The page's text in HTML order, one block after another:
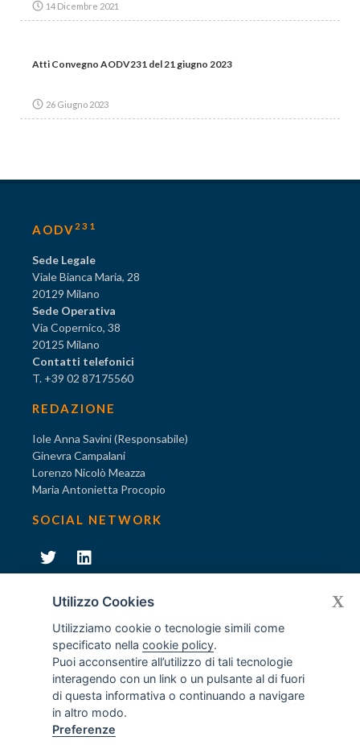
14 Dicembre 2021
Atti Convegno AODV231 del 21 giugno 2023
26 Giugno 2023
AODV 231
Sede Legale
Viale Bianca Maria, 28
20129 Milano
Sede Operativa
Via Copernico, 38
20125 Milano
Contatti telefonici
T. +39 02 87175560
REDAZIONE
Iole Anna Savini (Responsabile)
Ginevra Campalani
Lorenzo Nicolò Meazza
Maria Antonietta Procopio
SOCIAL NETWORK
Diventa socio di AODV
© Tutti i diritti riservati AODV231- ® Marchio registrato
Associazione dei Componenti degli Organismi di Vigilanza
ex D.Lgs. 231/2001
Utilizzo Cookies
Utilizziamo cookie o tecnologie simili come
specificato nellacookie policy.
Puoi acconsentire all’utilizzo di tali tecnologie
interagendo con un link o un pulsante al di fuori
di questa informativa o continuando a navigare
in altro modo.
Preferenze
X